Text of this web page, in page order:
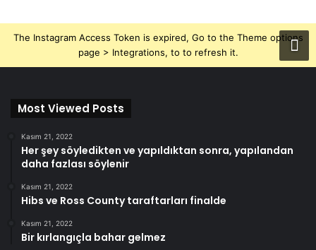
The Instagram Access Token is expired, Go to the Theme options
page > Integrations, to to refresh it.
Most Viewed Posts
Kasım 21, 2022
Her şey söyledikten ve yapıldıktan sonra, yapılandan
daha fazlası söylenir
Kasım 21, 2022
Hibs ve Ross County taraftarları finalde
Kasım 21, 2022
Bir kırlangıçla bahar gelmez